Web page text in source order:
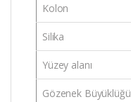
Kolon
Silika
Yüzey alanı
Gözenek Büyüklüğü